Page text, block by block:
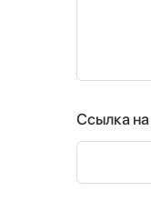
Ссылка